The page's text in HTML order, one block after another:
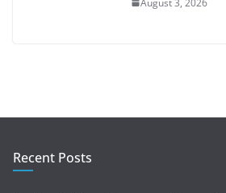
Recent Posts